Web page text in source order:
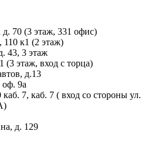
70 (3 этаж, 331 офис)
110 к1 (2 этаж)
43, 3 этаж
этаж, вход с торца)
д.13
9а
7, каб. 7 ( вход со стороны ул.
д. 129